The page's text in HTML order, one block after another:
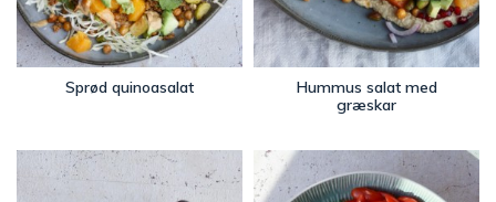
Sprød quinoasalat
Hummus salat med
græskar